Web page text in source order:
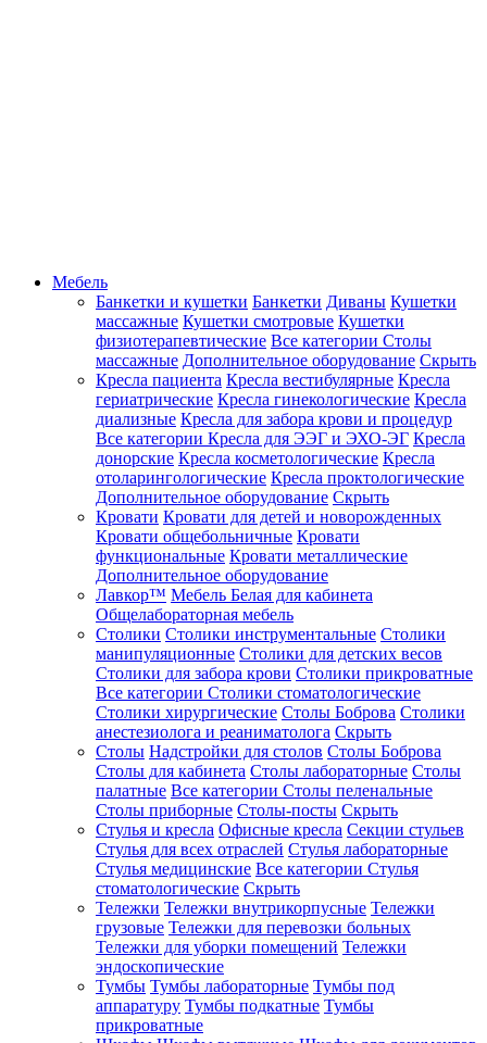
Мебель
Банкетки и кушетки Банкетки Диваны Кушетки
массажные Кушетки смотровые Кушетки
физиотерапевтические Все категории Столы
массажные Дополнительное оборудование Скрыть
Кресла пациента Кресла вестибулярные Кресла
гериатрические Кресла гинекологические Кресла
диализные Кресла для забора крови и процедур
Все категории Кресла для ЭЭГ и ЭХО-ЭГ Кресла
донорские Кресла косметологические Кресла
отоларингологические Кресла проктологические
Дополнительное оборудование Скрыть
Кровати Кровати для детей и новорожденных
Кровати общебольничные Кровати
функциональные Кровати металлические
Дополнительное оборудование
Лавкор™ Мебель Белая для кабинета
Общелабораторная мебель
Столики Столики инструментальные Столики
манипуляционные Столики для детских весов
Столики для забора крови Столики прикроватные
Все категории Столики стоматологические
Столики хирургические Столы Боброва Столики
анестезиолога и реаниматолога Скрыть
Столы Надстройки для столов Столы Боброва
Столы для кабинета Столы лабораторные Столы
палатные Все категории Столы пеленальные
Столы приборные Столы-посты Скрыть
Стулья и кресла Офисные кресла Секции стульев
Стулья для всех отраслей Стулья лабораторные
Стулья медицинские Все категории Стулья
стоматологические Скрыть
Тележки Тележки внутрикорпусные Тележки
грузовые Тележки для перевозки больных
Тележки для уборки помещений Тележки
эндоскопические
Тумбы Тумбы лабораторные Тумбы под
аппаратуру Тумбы подкатные Тумбы
прикроватные